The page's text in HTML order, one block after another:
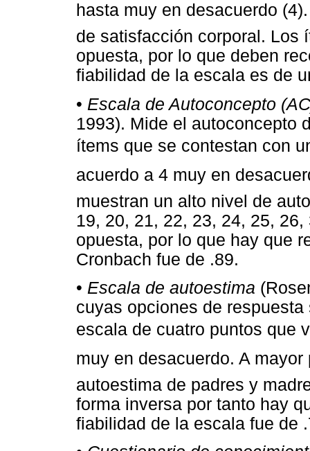
hasta muy en desacuerdo
de satisfacción corporal. Los
opuesta, por lo que deben
fiabilidad de la escala es de
• Escala de Autoconcepto
1993). Mide el autoconcepto
ítems que se contestan con
acuerdo a 4 muy en
muestran un alto nivel de
19, 20, 21, 22, 23, 24, 25,
opuesta, por lo que hay que
Cronbach fue de .89.
• Escala de autoestima
cuyas opciones de
escala de cuatro puntos que
muy en desacuerdo. A
autoestima de padres y
forma inversa por tanto hay
fiabilidad de la escala fue de